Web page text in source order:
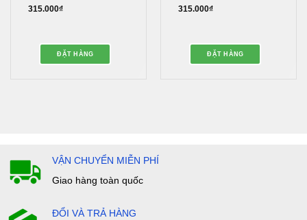
Được xếp hạng
315.000₫
ĐẶT HÀNG
Được xếp hạng
315.000₫
ĐẶT HÀNG
VẬN CHUYỂN MIỄN PHÍ
Giao hàng toàn quốc
ĐỔI VÀ TRẢ HÀNG